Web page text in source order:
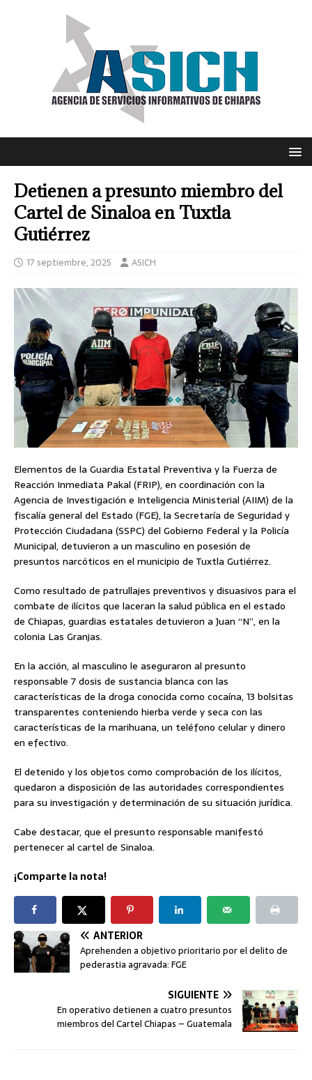
Detienen a presunto miembro del
Cartel de Sinaloa en Tuxtla
Gutiérrez
17 septiembre, 2025 ASICH
Elementos de la Guardia Estatal Preventiva y la Fuerza de
Reacción Inmediata Pakal (FRIP), en coordinación con la
Agencia de Investigación e Inteligencia Ministerial (AIIM) de la
fiscalía general del Estado (FGE), la Secretaría de Seguridad y
Protección Ciudadana (SSPC) del Gobierno Federal y la Policía
Municipal, detuvieron a un masculino en posesión de
presuntos narcóticos en el municipio de Tuxtla Gutiérrez.
Como resultado de patrullajes preventivos y disuasivos para el
combate de ilícitos que laceran la salud pública en el estado
de Chiapas, guardias estatales detuvieron a Juan “N”, en la
colonia Las Granjas.
En la acción, al masculino le aseguraron al presunto
responsable 7 dosis de sustancia blanca con las
características de la droga conocida como cocaína, 13 bolsitas
transparentes conteniendo hierba verde y seca con las
características de la marihuana, un teléfono celular y dinero
en efectivo.
El detenido y los objetos como comprobación de los ilícitos,
quedaron a disposición de las autoridades correspondientes
para su investigación y determinación de su situación jurídica.
Cabe destacar, que el presunto responsable manifestó
pertenecer al cartel de Sinaloa.
¡Comparte la nota!
ANTERIOR
Aprehenden a objetivo prioritario por el delito de
pederastia agravada: FGE
SIGUIENTE
En operativo detienen a cuatro presuntos
miembros del Cartel Chiapas – Guatemala